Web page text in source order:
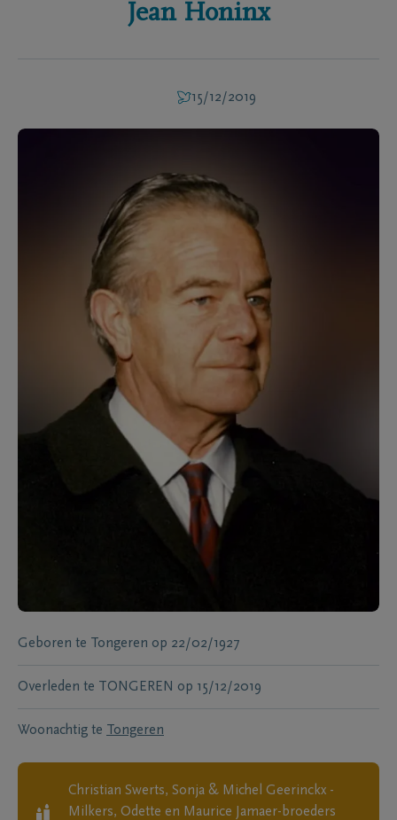
Jean Honinx
15/12/2019
Geboren te Tongeren op 22/02/1927
Overleden te TONGEREN op 15/12/2019
Woonachtig te Tongeren
Christian Swerts, Sonja & Michel Geerinckx -
Milkers, Odette en Maurice Jamaer-broeders